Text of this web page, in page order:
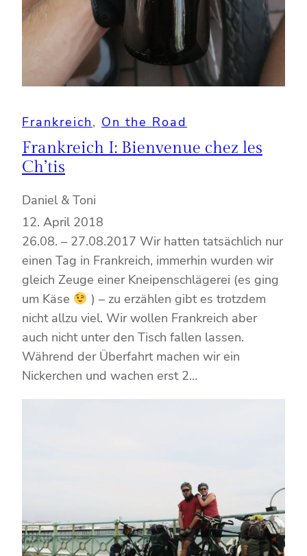
Frankreich, On the Road
Frankreich I: Bienvenue chez les
Ch’tis
Daniel & Toni
12. April 2018
26.08. – 27.08.2017 Wir hatten tatsächlich nur
einen Tag in Frankreich, immerhin wurden wir
gleich Zeuge einer Kneipenschlägerei (es ging
um Käse
) – zu erzählen gibt es trotzdem
nicht allzu viel. Wir wollen Frankreich aber
auch nicht unter den Tisch fallen lassen.
Während der Überfahrt machen wir ein
Nickerchen und wachen erst 2…